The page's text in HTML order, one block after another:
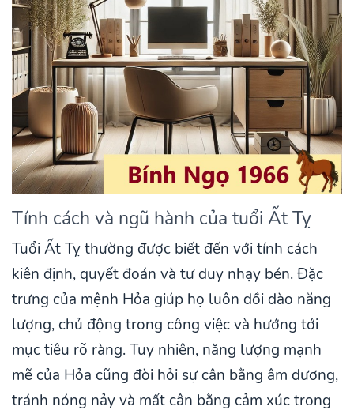
Tính cách và ngũ hành của tuổi Ất Tỵ
Tuổi Ất Tỵ thường được biết đến với tính cách
kiên định, quyết đoán và tư duy nhạy bén. Đặc
trưng của mệnh Hỏa giúp họ luôn dồi dào năng
lượng, chủ động trong công việc và hướng tới
mục tiêu rõ ràng. Tuy nhiên, năng lượng mạnh
mẽ của Hỏa cũng đòi hỏi sự cân bằng âm dương,
tránh nóng nảy và mất cân bằng cảm xúc trong